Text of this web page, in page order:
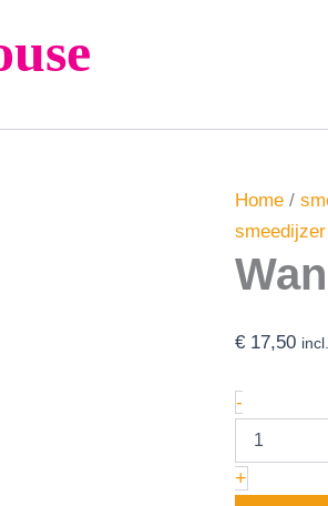
Home /
smeedijzer
€ 17,50
-
+